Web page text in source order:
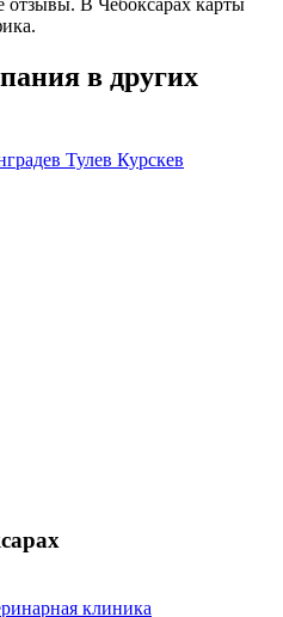
отзывы. В Чебоксарах карты
в других
в Тулев Курскев
клиника